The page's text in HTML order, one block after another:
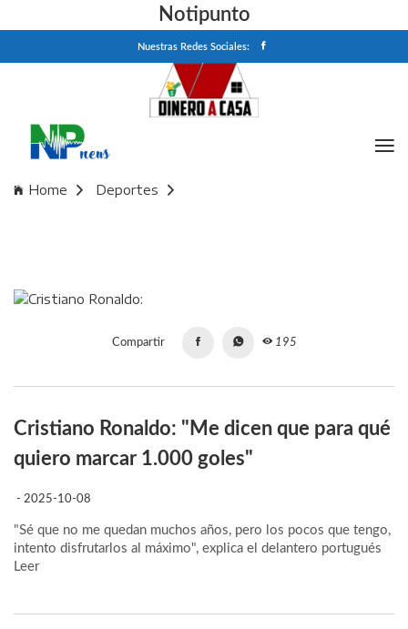
Notipunto
Nuestras Redes Sociales:
Home
Deportes
Compartir 195
Cristiano Ronaldo: "Me dicen que para qué
quiero marcar 1.000 goles"
- 2025-10-08
"Sé que no me quedan muchos años, pero los pocos que tengo,
intento disfrutarlos al máximo", explica el delantero portugués
Leer